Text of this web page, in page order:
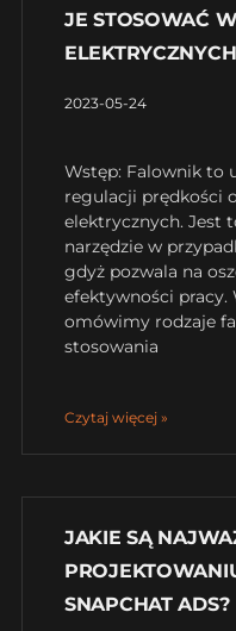
JE STOSOWAĆ
2023-05-24
Wstęp: Falownik to
regulacji prędkości
elektrycznych. Jest
narzędzie w
gdyż pozwala na
efektywności
omówimy rodzaje
stosowania
Czytaj więcej »
JAKIE SĄ
SNAPCHAT ADS?